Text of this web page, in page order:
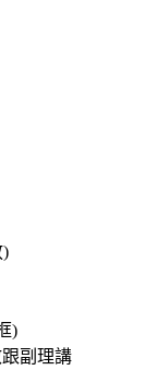
)
)
副理講